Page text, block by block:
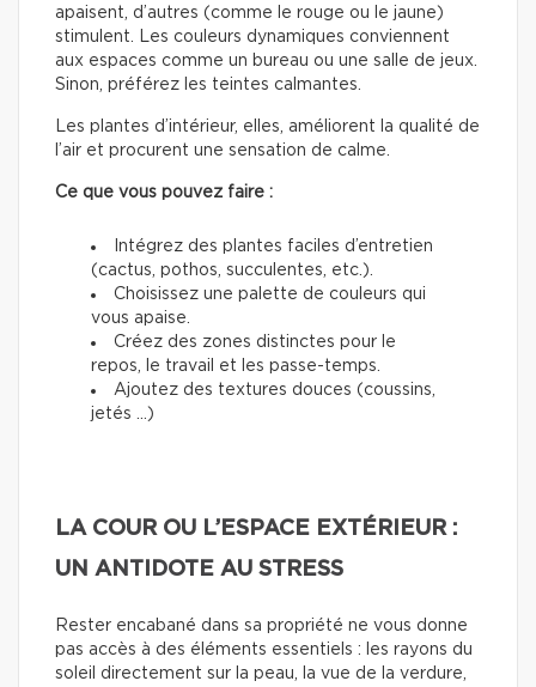
apaisent, d’autres (comme le rouge ou le jaune)
stimulent. Les couleurs dynamiques conviennent
aux espaces comme un bureau ou une salle de jeux.
Sinon, préférez les teintes calmantes.
Les plantes d’intérieur, elles, améliorent la qualité de
l’air et procurent une sensation de calme.
Ce que vous pouvez faire :
Intégrez des plantes faciles d’entretien
(cactus, pothos, succulentes, etc.).
Choisissez une palette de couleurs qui
vous apaise.
Créez des zones distinctes pour le
repos, le travail et les passe-temps.
Ajoutez des textures douces (coussins,
jetés …)
LA COUR OU L’ESPACE EXTÉRIEUR :
UN ANTIDOTE AU STRESS
Rester encabané dans sa propriété ne vous donne
pas accès à des éléments essentiels : les rayons du
soleil directement sur la peau, la vue de la verdure,